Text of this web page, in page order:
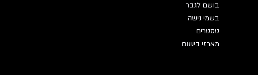
בושם לגבר
בשמי נישה
טסטרים
מארזי בישום